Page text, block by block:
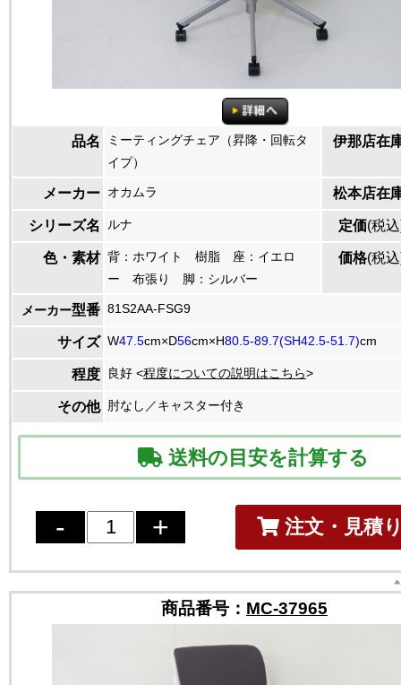
品名
ミーティングチェア（昇降・回転タ
イプ）
伊那店在
メーカー オカムラ 松本店在
シリーズ名 ルナ 定価(税
色・素材 背：ホワイト 樹脂 座：イエロ
ー 布張り 脚：シルバー
価格(税
メーカー型番 81S2AA-FSG9
サイズ W47.5cm×D56cm×H80.5-89.7(SH42.5-51.7)cm
程度 良好 <程度についての説明はこちら>
その他 肘なし／キャスター付き
送料の目安を計算する
注文・見積
商品番号： MC-37965